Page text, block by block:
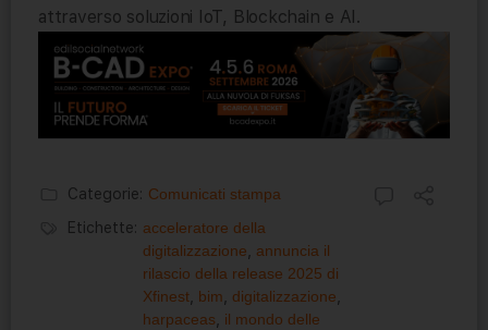
attraverso soluzioni IoT, Blockchain e AI.
Categorie: Comunicati stampa
Etichette: acceleratore della
digitalizzazione
annuncia il
rilascio della release 2025 di
Xfinest bim digitalizzazione
harpaceas
il mondo delle